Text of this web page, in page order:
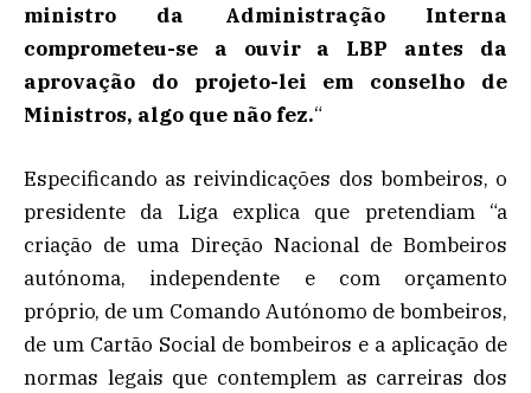
ministro da Administração Interna
comprometeu-se a ouvir a LBP antes da
aprovação do projeto-lei em conselho de
Ministros, algo que não fez.“
Especificando as reivindicações dos bombeiros, o
presidente da Liga explica que pretendiam “a
criação de uma Direção Nacional de Bombeiros
autónoma, independente e com orçamento
próprio, de um Comando Autónomo de bombeiros,
de um Cartão Social de bombeiros e a aplicação de
normas legais que contemplem as carreiras dos